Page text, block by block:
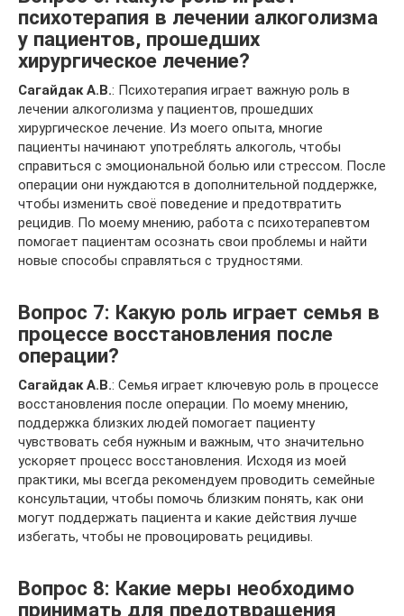
психотерапия в лечении алкоголизма
у пациентов, прошедших
хирургическое лечение?
Сагайдак А.В.: Психотерапия играет важную роль в
лечении алкоголизма у пациентов, прошедших
хирургическое лечение. Из моего опыта, многие
пациенты начинают употреблять алкоголь, чтобы
справиться с эмоциональной болью или стрессом. После
операции они нуждаются в дополнительной поддержке,
чтобы изменить своё поведение и предотвратить
рецидив. По моему мнению, работа с психотерапевтом
помогает пациентам осознать свои проблемы и найти
новые способы справляться с трудностями.
Вопрос 7: Какую роль играет семья в
процессе восстановления после
операции?
Сагайдак А.В.: Семья играет ключевую роль в процессе
восстановления после операции. По моему мнению,
поддержка близких людей помогает пациенту
чувствовать себя нужным и важным, что значительно
ускоряет процесс восстановления. Исходя из моей
практики, мы всегда рекомендуем проводить семейные
консультации, чтобы помочь близким понять, как они
могут поддержать пациента и какие действия лучше
избегать, чтобы не провоцировать рецидивы.
Вопрос 8: Какие меры необходимо
принимать для предотвращения